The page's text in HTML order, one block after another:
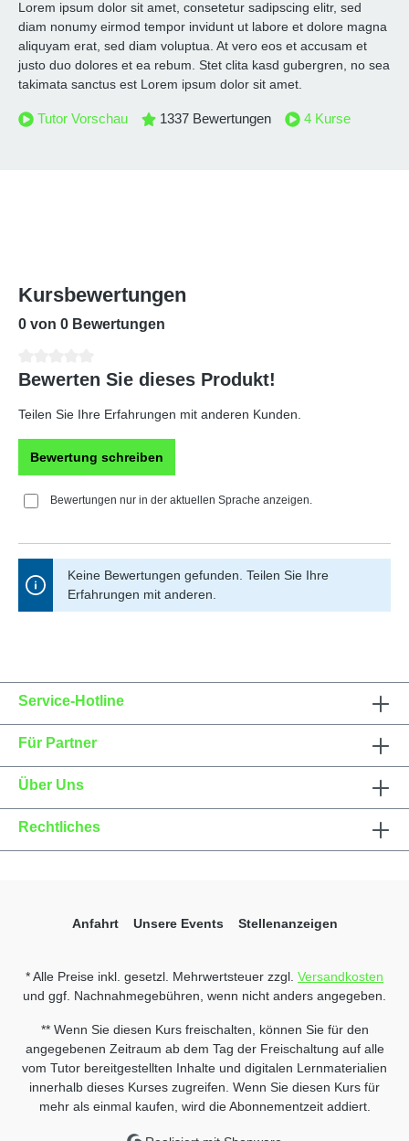
Lorem ipsum dolor sit amet, consetetur sadipscing elitr, sed
diam nonumy eirmod tempor invidunt ut labore et dolore magna
aliquyam erat, sed diam voluptua. At vero eos et accusam et
justo duo dolores et ea rebum. Stet clita kasd gubergren, no sea
takimata sanctus est Lorem ipsum dolor sit amet.
Tutor Vorschau 1337 Bewertungen 4Kurse
Kursbewertungen
0 von 0 Bewertungen
Durchschnittliche Bewertung von 0 von 5 Sternen
Bewerten Sie dieses Produkt!
Teilen Sie Ihre Erfahrungen mit anderen Kunden.
Bewertung schreiben
Bewertungen nur in der aktuellen Sprache anzeigen.
Keine Bewertungen gefunden. Teilen Sie Ihre
Erfahrungen mit anderen.
Service-Hotline
Für Partner
Über Uns
Rechtliches
Anfahrt Unsere Events Stellenanzeigen
* Alle Preise inkl. gesetzl. Mehrwertsteuer zzgl. Versandkosten
und ggf. Nachnahmegebühren, wenn nicht anders angegeben.
** Wenn Sie diesen Kurs freischalten, können Sie für den
angegebenen Zeitraum ab dem Tag der Freischaltung auf alle
vom Tutor bereitgestellten Inhalte und digitalen Lernmaterialien
innerhalb dieses Kurses zugreifen. Wenn Sie diesen Kurs für
mehr als einmal kaufen, wird die Abonnementzeit addiert.